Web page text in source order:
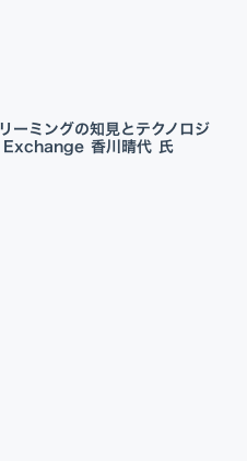
ーミングの知見とテクノロジ
Exchange 香川晴代 氏